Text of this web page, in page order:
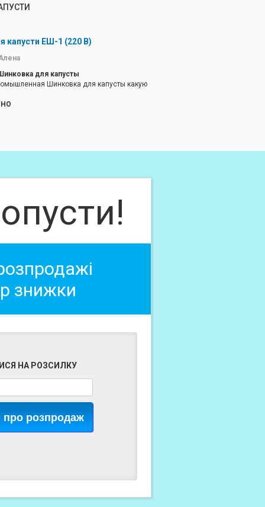
капусти ЕШ-1 (220 В)
для капусты
Шинковка для капусты какую
знижки
НА РОЗСИЛКУ
про розпродаж